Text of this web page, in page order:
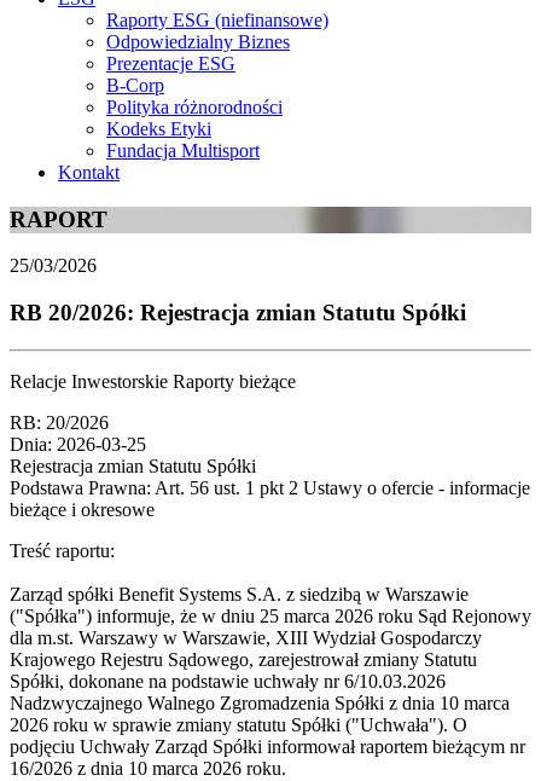
Raporty ESG (niefinansowe)
Odpowiedzialny Biznes
Prezentacje ESG
B-Corp
Polityka różnorodności
Kodeks Etyki
Fundacja Multisport
Kontakt
RAPORT
25/03/2026
RB 20/2026: Rejestracja zmian Statutu Spółki
Relacje Inwestorskie Raporty bieżące
RB: 20/2026
Dnia: 2026-03-25
Rejestracja zmian Statutu Spółki
Podstawa Prawna: Art. 56 ust. 1 pkt 2 Ustawy o ofercie - informacje
bieżące i okresowe
Treść raportu:
Zarząd spółki Benefit Systems S.A. z siedzibą w Warszawie
("Spółka") informuje, że w dniu 25 marca 2026 roku Sąd Rejonowy
dla m.st. Warszawy w Warszawie, XIII Wydział Gospodarczy
Krajowego Rejestru Sądowego, zarejestrował zmiany Statutu
Spółki, dokonane na podstawie uchwały nr 6/10.03.2026
Nadzwyczajnego Walnego Zgromadzenia Spółki z dnia 10 marca
2026 roku w sprawie zmiany statutu Spółki ("Uchwała"). O
podjęciu Uchwały Zarząd Spółki informował raportem bieżącym nr
16/2026 z dnia 10 marca 2026 roku.